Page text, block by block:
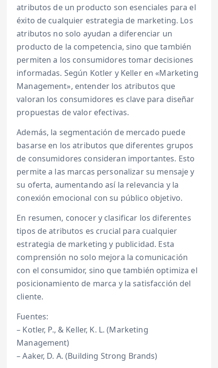
atributos de un producto son esenciales para el
éxito de cualquier estrategia de marketing. Los
atributos no solo ayudan a diferenciar un
producto de la competencia, sino que también
permiten a los consumidores tomar decisiones
informadas. Según Kotler y Keller en «Marketing
Management», entender los atributos que
valoran los consumidores es clave para diseñar
propuestas de valor efectivas.
Además, la segmentación de mercado puede
basarse en los atributos que diferentes grupos
de consumidores consideran importantes. Esto
permite a las marcas personalizar su mensaje y
su oferta, aumentando así la relevancia y la
conexión emocional con su público objetivo.
En resumen, conocer y clasificar los diferentes
tipos de atributos es crucial para cualquier
estrategia de marketing y publicidad. Esta
comprensión no solo mejora la comunicación
con el consumidor, sino que también optimiza el
posicionamiento de marca y la satisfacción del
cliente.
Fuentes:
– Kotler, P., & Keller, K. L. (Marketing
Management)
– Aaker, D. A. (Building Strong Brands)